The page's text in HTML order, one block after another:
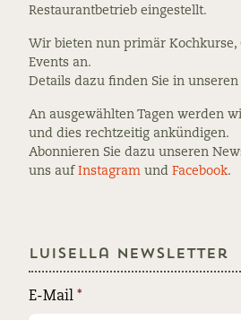
Restaurantbetrieb eingestellt.
Wir bieten nun primär Kochkurse,
Events an.
Details dazu finden Sie in unseren
An ausgewählten Tagen werden
und dies rechtzeitig ankündigen.
Abonnieren Sie dazu unseren
uns auf Instagram und Facebook.
Luisella Newsletter
E-Mail *